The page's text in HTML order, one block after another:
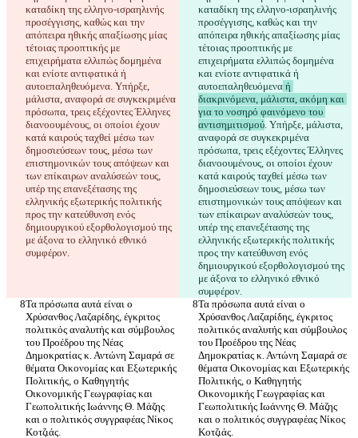
καταδίκη της ελληνο-ισραηλινής
προσέγγισης, καθώς και την
απόπειρα ηθικής απαξίωσης μίας
τέτοιας προοπτικής με
επιχειρήματα ελλιπώς δομημένα
και ενίοτε αντιφατικά ή
αυτοεπαληθευόμενα. Υπήρξε,
μάλιστα, αναφορά σε συγκεκριμένα
πρόσωπα, τρεις εξέχοντες Έλληνες
διανοουμένους, οι οποίοι έχουν
κατά καιρούς ταχθεί μέσω των
δημοσιεύσεων τους, μέσω των
επιστημονικών τους απόψεων και
των επίκαιρων αναλύσεών τους,
υπέρ της επανεξέτασης της
ελληνικής εξωτερικής πολιτικής
προς την κατεύθυνση ενός
δημιουργικού εξορθολογισμού της
με άξονα το ελληνικό εθνικό
καταδίκη της ελληνο-ισραηλινής
προσέγγισης, καθώς και την
απόπειρα ηθικής απαξίωσης μίας
τέτοιας προοπτικής με
επιχειρήματα ελλιπώς δομημένα
και ενίοτε αντιφατικά ή
αυτοεπαληθευόμενα ή
διακρινόμενα, μάλιστα, ακόμη και
για το νοσηρό φαινόμενο του
αντισημιτισμού. Υπήρξε, μάλιστα,
αναφορά σε συγκεκριμένα
πρόσωπα, τρεις εξέχοντες Έλληνες
διανοουμένους, οι οποίοι έχουν
κατά καιρούς ταχθεί μέσω των
δημοσιεύσεων τους, μέσω των
επιστημονικών τους απόψεων και
των επίκαιρων αναλύσεών τους,
υπέρ της επανεξέτασης της
ελληνικής εξωτερικής πολιτικής
προς την κατεύθυνση ενός
δημιουργικού εξορθολογισμού της
με άξονα το ελληνικό εθνικό
Τα πρόσωπα αυτά είναι ο
Χρύσανθος Λαζαρίδης, έγκριτος
πολιτικός αναλυτής και σύμβουλος
του Προέδρου της Νέας
Δημοκρατίας κ. Αντώνη Σαμαρά σε
θέματα Οικονομίας και Εξωτερικής
Πολιτικής, ο Καθηγητής
Οικονομικής Γεωγραφίας και
Γεωπολιτικής Ιωάννης Θ. Μάζης
και ο πολιτικός συγγραφέας Νίκος
Τα πρόσωπα αυτά είναι ο
Χρύσανθος Λαζαρίδης, έγκριτος
πολιτικός αναλυτής και σύμβουλος
του Προέδρου της Νέας
Δημοκρατίας κ. Αντώνη Σαμαρά σε
θέματα Οικονομίας και Εξωτερικής
Πολιτικής, ο Καθηγητής
Οικονομικής Γεωγραφίας και
Γεωπολιτικής Ιωάννης Θ. Μάζης
και ο πολιτικός συγγραφέας Νίκος